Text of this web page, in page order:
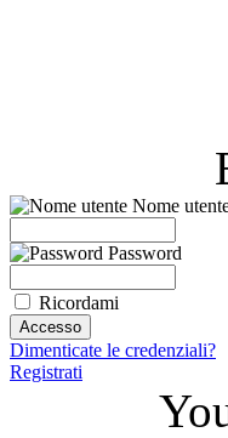
Nome
Password
Ricordami
Dimenticate le credenziali?
Registrati